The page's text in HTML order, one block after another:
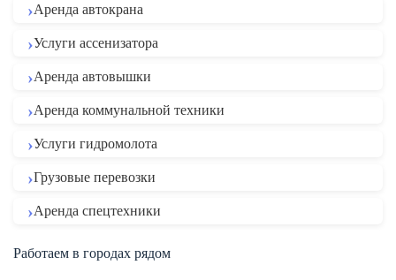
Аренда автокрана
Услуги ассенизатора
Аренда автовышки
Аренда коммунальной техники
Услуги гидромолота
Грузовые перевозки
Аренда спецтехники
Работаем в городах рядом